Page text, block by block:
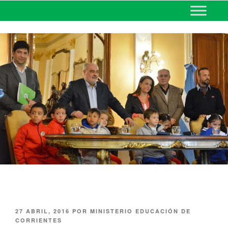
MINISTERIO DE EDUCACIÓN
DE CORRIENTES
27 ABRIL, 2016 POR MINISTERIO EDUCACIÓN DE
CORRIENTES